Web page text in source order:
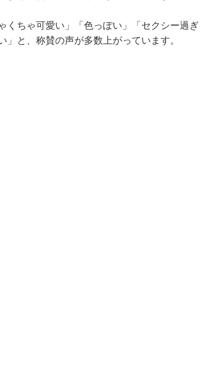
くちゃ可愛い」「色っぽい」「セクシー過ぎ
と、称賛の声が多数上がっています。